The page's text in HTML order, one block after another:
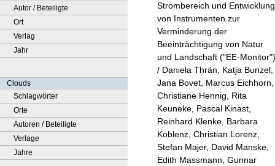
Autor / Beteiligte
Ort
Verlag
Jahr
Clouds
Schlagwörter
Orte
Autoren / Beteiligte
Verlage
Jahre
Strombereich und Entwicklung
von Instrumenten zur
Verminderung der
Beeinträchtigung von Natur
und Landschaft ("EE-Monitor")
/ Daniela Thrän, Katja Bunzel,
Jana Bovet, Marcus Eichhorn,
Christiane Hennig, Rita
Keuneke, Pascal Kinast,
Reinhard Klenke, Barbara
Koblenz, Christian Lorenz,
Stefan Majer, David Manske,
Edith Massmann, Gunnar